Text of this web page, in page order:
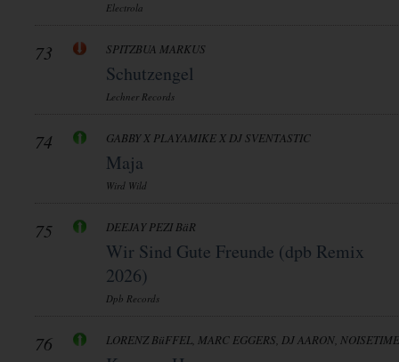
Electrola
73 SPITZBUA MARKUS
Schutzengel
Lechner Records
74 GABBY X PLAYAMIKE X DJ SVENTASTIC
Maja
Wird Wild
75 DEEJAY PEZI BäR
Wir Sind Gute Freunde (dpb Remix
2026)
Dpb Records
76 LORENZ BüFFEL, MARC EGGERS, DJ AARON, NOISETIME